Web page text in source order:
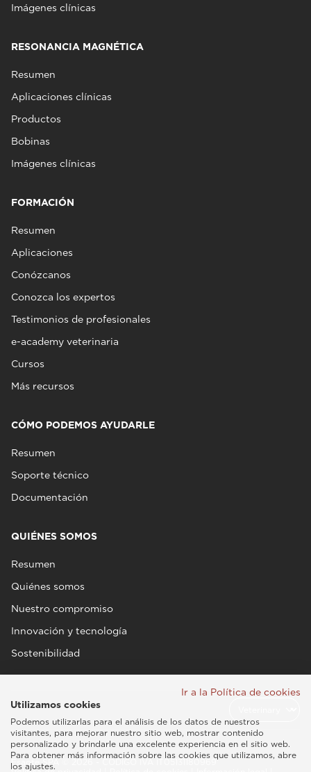
Imágenes clínicas
RESONANCIA MAGNÉTICA
Resumen
Aplicaciones clínicas
Productos
Bobinas
Imágenes clínicas
FORMACIÓN
Resumen
Aplicaciones
Conózcanos
Conozca los expertos
Testimonios de profesionales
e-academy veterinaria
Cursos
Más recursos
CÓMO PODEMOS AYUDARLE
Resumen
Soporte técnico
Documentación
QUIÉNES SOMOS
Resumen
Quiénes somos
Nuestro compromiso
Innovación y tecnología
Sostenibilidad
Esaote SPA © 2026 - CÓDIGO IVA IT05131180969
Ir a la Política de cookies
Utilizamos cookies
Podemos utilizarlas para el análisis de los datos de nuestros
visitantes, para mejorar nuestro sitio web, mostrar contenido
personalizado y brindarle una excelente experiencia en el sitio web.
Para obtener más información sobre las cookies que utilizamos, abre
los ajustes.